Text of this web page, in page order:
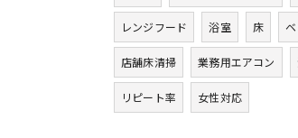
レンジフード 浴室 床
店舗床清掃 業務用エアコン
リピート率 女性対応